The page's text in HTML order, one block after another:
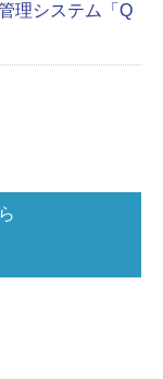
理システム「Q